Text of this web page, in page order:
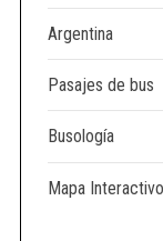
Argentina
Pasajes de bus
Busología
Mapa Interactivo